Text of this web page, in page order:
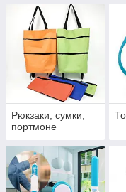
Рюкзаки, сумки,
портмоне